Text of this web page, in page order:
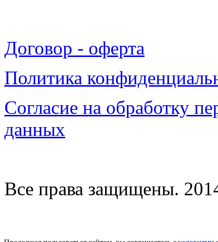
Договор - оферта
Политика
Согласие на обработку
данных
Все права защищены.